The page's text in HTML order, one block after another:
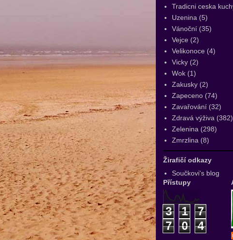
Tradicni ceska
Uzenina (5)
Vánoční (35)
Vejce (2)
Velikonoce (4)
Vicky (2)
Wok (1)
Zakusky (2)
Zapeceno (74)
Zavařování (32)
Zdravá výživa (382)
Zelenina (298)
Zmrzlina (8)
Žirafičí odkazy
Součkovi's blog
Přístupy
3 1
7
7
0 4